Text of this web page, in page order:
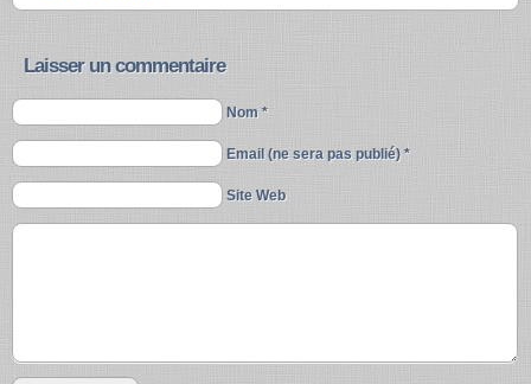
Laisser un commentaire
Nom *
Email (ne sera pas publié) *
Site Web